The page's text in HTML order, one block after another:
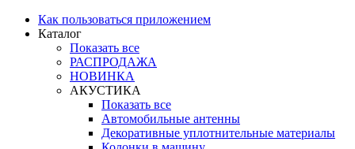
Как пользоваться приложением
Каталог
Показать все
РАСПРОДАЖА
НОВИНКА
АКУСТИКА
Показать все
Автомобильные антенны
Декоративные уплотнительные материалы